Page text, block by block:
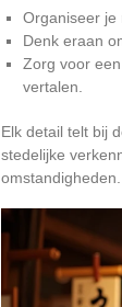
Organiseer je
Denk eraan
Zorg voor
vertalen.
Elk detail telt bij
stedelijke
omstandigheden.